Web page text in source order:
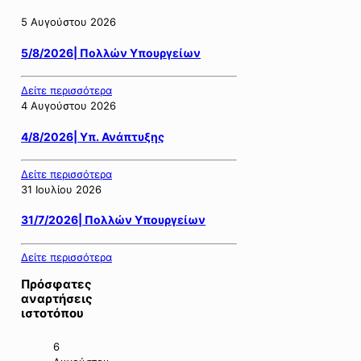
5 Αυγούστου 2026
5/8/2026| Πολλών Υπουργείων
Δείτε περισσότερα
4 Αυγούστου 2026
4/8/2026| Υπ. Ανάπτυξης
Δείτε περισσότερα
31 Ιουλίου 2026
31/7/2026| Πολλών Υπουργείων
Δείτε περισσότερα
Πρόσφατες
αναρτήσεις
ιστοτόπου
6